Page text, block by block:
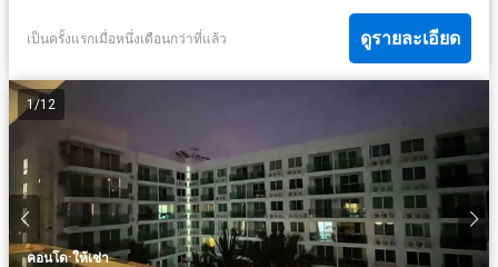
เป็นครั้งแรกเมื่อหนึ่งเดือนกว่าที่แล้ว ดูรายละเอียด
1/12
คอนโด·ให้เช่า